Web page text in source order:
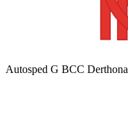
Autosped G BCC Derthona